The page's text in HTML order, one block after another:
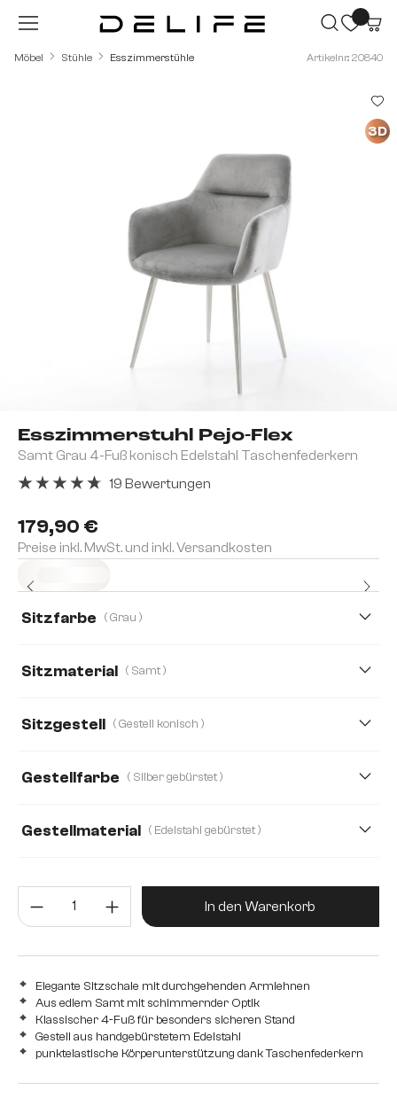
Zum Hauptinhalt springen
Möbel Stühle Esszimmerstühle Artikelnr.: 20840
Esszimmerstuhl Pejo-Flex
Samt Grau 4-Fuß konisch Edelstahl Taschenfederkern
179,90 €
Preise inkl. MwSt. und inkl. Versandkosten
19 Bewertungen
Sitzfarbe ( Grau )
Sitzmaterial ( Samt )
Echt Leder Mikrofaser/Bouclé
Mikrofaser/Bouclé, Mikrofaser Plüsch
Sitzgestell ( Gestell konisch )
Gestellfarbe ( Silber gebürstet )
Gestellmaterial ( Edelstahl gebürstet )
Holz Metall Produkt Anzahl: Gib den
In den Warenkorb
Elegante Sitzschale mit durchgehenden Armlehnen
Aus edlem Samt mit schimmernder Optik
Klassischer 4-Fuß für besonders sicheren Stand
Gestell aus handgebürstetem Edelstahl
punktelastische Körperunterstützung dank Taschenfederkern
3D